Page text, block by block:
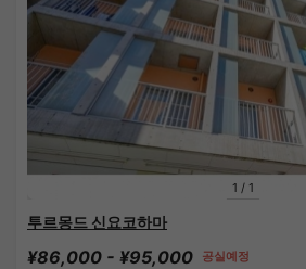
1 / 1
투르몽드 신요코하마
¥86,000 - ¥95,000 공실예정